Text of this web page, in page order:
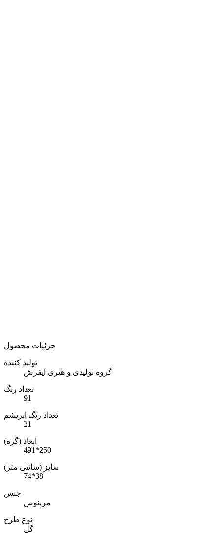
جزئیات محصول
تولید کننده
گروه تولیدی و هنری ایفرش
تعداد رنگ
91
تعداد رنگ ابریشم
21
ابعاد (گره)
491*250
سایز (سانتی متر)
74*38
جنس
مرینوس
نوع طرح
گل